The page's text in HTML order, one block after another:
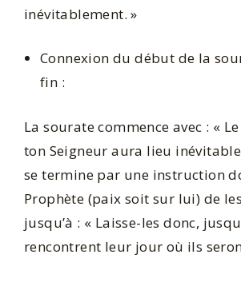
inévitablement. »
Connexion du début de la
fin :
La sourate commence avec : «
ton Seigneur aura lieu
se termine par une instruction
Prophète (paix soit sur lui) de
jusqu’à : « Laisse-les donc,
rencontrent leur jour où ils